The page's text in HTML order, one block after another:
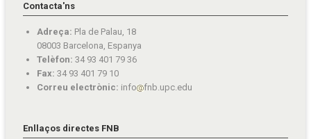
Contacta'ns
Adreça: Pla de Palau, 18
08003 Barcelona, Espanya
Telèfon: 34 93 401 79 36
Fax: 34 93 401 79 10
Correu electrònic: info fnb.upc.edu
Enllaços directes FNB